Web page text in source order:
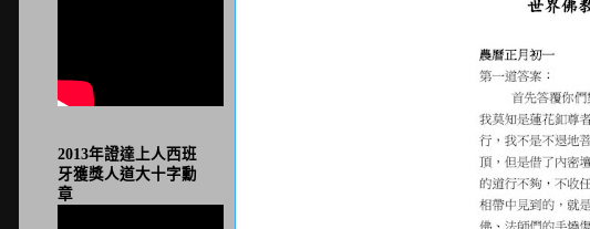
2013年證達上人西班
牙獲獎人道大十字勳
章